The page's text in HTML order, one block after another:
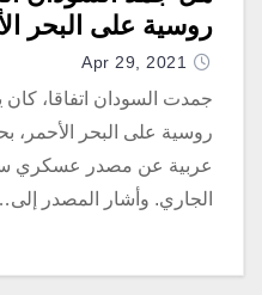
روسية على البحر
Apr 29, 2021
جمدت السودان اتفاقا،
روسية على البحر الأحمر،
الجاري. وأشار المصدر